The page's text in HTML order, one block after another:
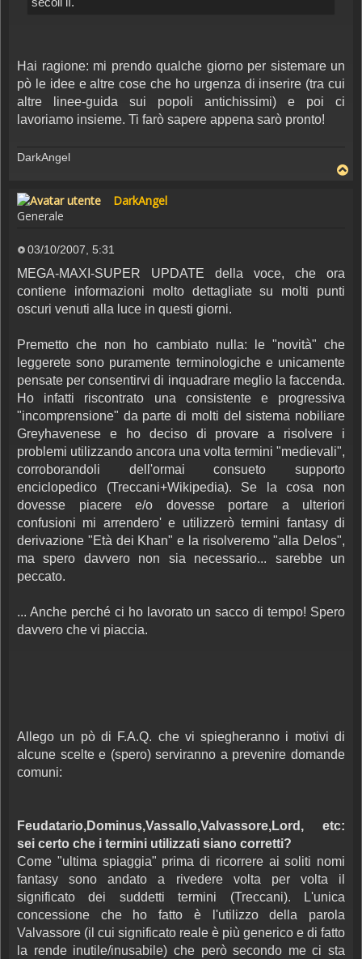
Hai ragione: mi prendo qualche giorno per sistemare un
pò le idee e altre cose che ho urgenza di inserire (tra cui
altre linee-guida sui popoli antichissimi) e poi ci
lavoriamo insieme. Ti farò sapere appena sarò pronto!
DarkAngel
DarkAngel
Generale
03/10/2007, 5:31
MEGA-MAXI-SUPER UPDATE della voce, che ora
contiene informazioni molto dettagliate su molti punti
oscuri venuti alla luce in questi giorni.
Premetto che non ho cambiato nulla: le "novità" che
leggerete sono puramente terminologiche e unicamente
pensate per consentirvi di inquadrare meglio la faccenda.
Ho infatti riscontrato una consistente e progressiva
"incomprensione" da parte di molti del sistema nobiliare
Greyhavenese e ho deciso di provare a risolvere i
problemi utilizzando ancora una volta termini "medievali",
corroborandoli dell'ormai consueto supporto
enciclopedico (Treccani+Wikipedia). Se la cosa non
dovesse piacere e/o dovesse portare a ulteriori
confusioni mi arrendero' e utilizzerò termini fantasy di
derivazione "Età dei Khan" e la risolveremo "alla Delos",
ma spero davvero non sia necessario... sarebbe un
peccato.
... Anche perché ci ho lavorato un sacco di tempo! Spero
davvero che vi piaccia.
Allego un pò di F.A.Q. che vi spiegheranno i motivi di
alcune scelte e (spero) serviranno a prevenire domande
comuni:
Feudatario,Dominus,Vassallo,Valvassore,Lord, etc:
sei certo che i termini utilizzati siano corretti?
Come "ultima spiaggia" prima di ricorrere ai soliti nomi
fantasy sono andato a rivedere volta per volta il
significato dei suddetti termini (Treccani). L'unica
concessione che ho fatto è l'utilizzo della parola
Valvassore (il cui significato reale è più generico e di fatto
la rende inutile/inusabile) che però secondo me ci sta